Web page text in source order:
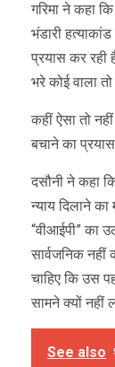
गरिमा ने कहा
भंडारी
प्रयास कर रही
भरे कोई वाला
कहीं ऐसा तो
बचाने का
दसौनी ने कहा
न्याय दिलाने
“वीआईपी” का
सार्वजनिक
चाहिए कि उस
सामने क्यों नहीं
See also